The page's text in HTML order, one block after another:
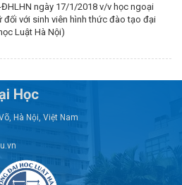
ngày 17/1/2018 v/v học ngoại
với sinh viên hình thức đào tạo đại
Luật Hà Nội)
Học
Hà Nội, Việt Nam